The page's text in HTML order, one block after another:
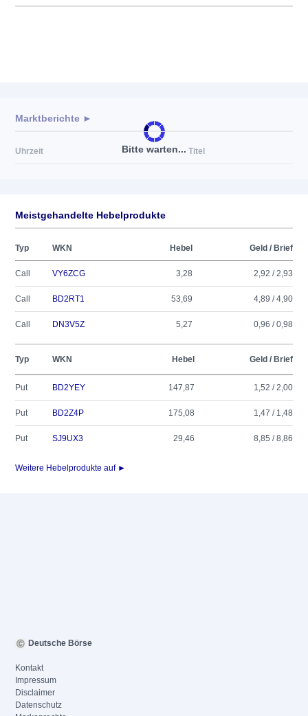
Bitte warten...
Marktberichte ►
Uhrzeit Titel
Meistgehandelte Hebelprodukte
Typ WKN Hebel Geld / Brief
Call VY6ZCG 3,28 2,92 / 2,93
Call BD2RT1 53,69 4,89 / 4,90
Call DN3V5Z 5,27 0,96 / 0,98
Typ WKN Hebel Geld / Brief
Put BD2YEY 147,87 1,52 / 2,00
Put BD2Z4P 175,08 1,47 / 1,48
Put SJ9UX3 29,46 8,85 / 8,86
Weitere Hebelprodukte auf ►
Deutsche Börse
Kontakt
Impressum
Disclaimer
Datenschutz